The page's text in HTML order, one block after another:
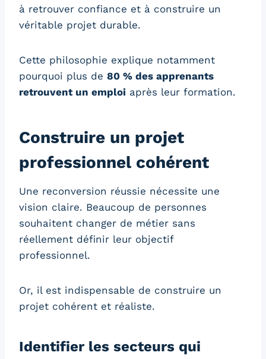
à retrouver confiance et à construire un
véritable projet durable.
Cette philosophie explique notamment
pourquoi plus de 80 % des apprenants
retrouvent un emploi après leur formation.
Construire un projet
professionnel cohérent
Une reconversion réussie nécessite une
vision claire. Beaucoup de personnes
souhaitent changer de métier sans
réellement définir leur objectif
professionnel.
Or, il est indispensable de construire un
projet cohérent et réaliste.
Identifier les secteurs qui